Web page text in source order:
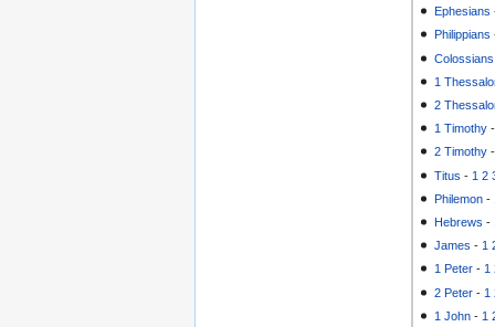
Ephesians
Philippians
Colossians
1
2
1 Timothy
2 Timothy
Titus - 1 2
Philemon -
Hebrews -
James - 1
1 Peter -1
2 Peter - 1
1 John - 1